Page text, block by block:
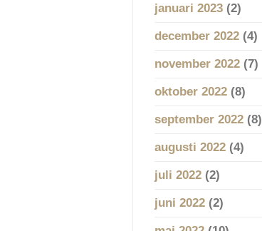
januari 2023(2)
december 2022(4)
november 2022(7)
oktober 2022(8)
september 2022(8)
augusti 2022(4)
juli 2022(2)
juni 2022(2)